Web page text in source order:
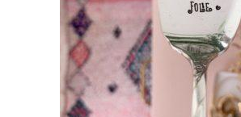
AJOUTER AU PANIER